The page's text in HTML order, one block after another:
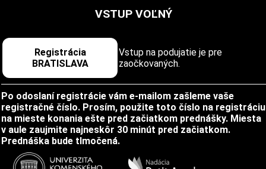
VSTUP VOĽNÝ
Registrácia
BRATISLAVA
Vstup na podujatie je pre
zaočkovaných.
Po odoslaní registrácie vám e-mailom zašleme vaše
registračné číslo. Prosím, použite toto číslo na registráciu
na mieste konania ešte pred začiatkom prednášky. Miesta
v aule zaujmite najneskôr 30 minút pred začiatkom.
Prednáška bude tlmočená.